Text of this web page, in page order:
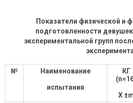
Показатели физической и
подготовленности
экспериментальной групп
№ Наименование
испытания
КГ
(n
X±